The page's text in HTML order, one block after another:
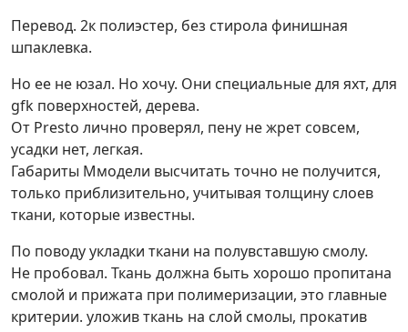
Перевод. 2к полиэстер, без стирола финишная
шпаклевка.
Но ее не юзал. Но хочу. Они специальные для яхт, для
gfk поверхностей, дерева.
От Presto лично проверял, пену не жрет совсем,
усадки нет, легкая.
Габариты Ммодели высчитать точно не получится,
только приблизительно, учитывая толщину слоев
ткани, которые известны.
По поводу укладки ткани на полувставшую смолу.
Не пробовал. Ткань должна быть хорошо пропитана
смолой и прижата при полимеризации, это главные
критерии. уложив ткань на слой смолы, прокатив